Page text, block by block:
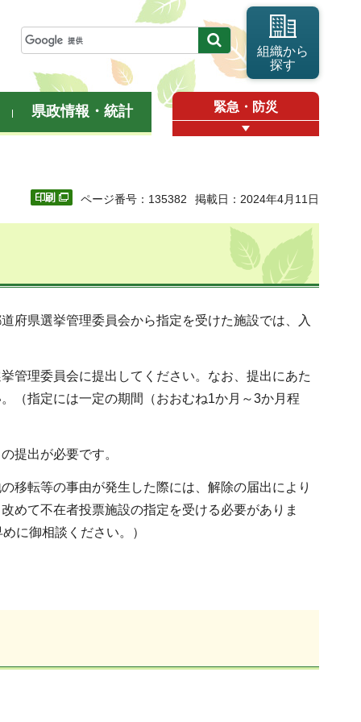
組織から
探す
県政情報・統計 緊急・防災
ページ番号：135382 掲載日：2024年4月11日
府県選挙管理委員会から指定を受けた施設では、入
管理委員会に提出してください。なお、提出にあた
（指定には一定の期間（おおむね1か月～3か月程
提出が必要です。
移転等の事由が発生した際には、解除の届出により
めて不在者投票施設の指定を受ける必要がありま
に御相談ください。）